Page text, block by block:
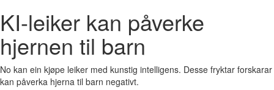
KI-leiker kan påverke
hjernen til barn
No kan ein kjøpe leiker med kunstig intelligens. Desse fryktar forskarar
kan påverka hjerna til barn negativt.